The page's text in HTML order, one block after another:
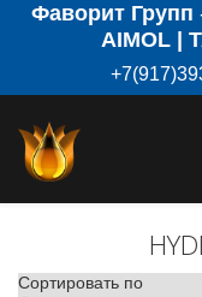
Фаворит Групп
AIMOL |
Сортировать по